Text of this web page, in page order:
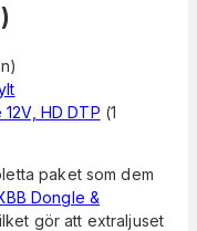
HD DTP (1
paket som dem
Dongle &
gör att extraljuset